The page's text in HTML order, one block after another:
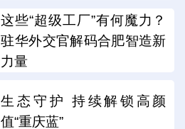
这些“超级工厂”有何魔力？
驻华外交官解码合肥智造新
力量
生态守护 持续解锁高颜
值“重庆蓝”